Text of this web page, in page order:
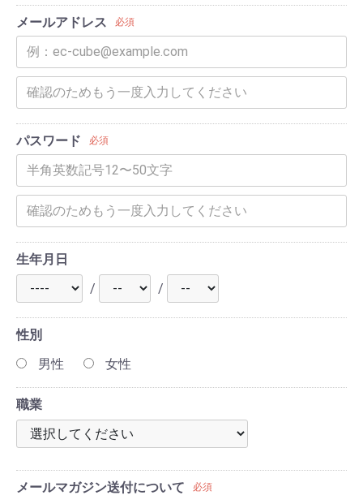
メールアドレス 必須
パスワード 必須
生年月日
/
/
性別
男性
女性
職業
メールマガジン送付について 必須